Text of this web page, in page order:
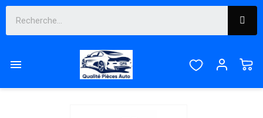

YETI
Sous-catégories